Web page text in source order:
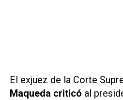
El exjuez de la Corte
Maqueda criticó al